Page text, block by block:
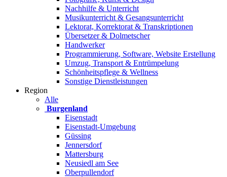
Nachhilfe & Unterricht
Musikunterricht & Gesangsunterricht
Lektorat, Korrektorat & Transkriptionen
Übersetzer & Dolmetscher
Handwerker
Programmierung, Software, Website Erstellung
Umzug, Transport & Entrümpelung
Schönheitspflege & Wellness
Sonstige Dienstleistungen
Region
Alle
Burgenland
Eisenstadt
Eisenstadt-Umgebung
Güssing
Jennersdorf
Mattersburg
Neusiedl am See
Oberpullendorf